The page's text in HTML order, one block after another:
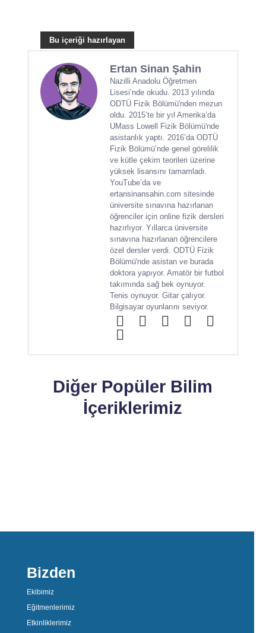
Ertan Sinan Şahin
Nazilli Anadolu Öğretmen
Lisesi’nde okudu. 2013 yılında
ODTÜ Fizik Bölümü'nden mezun
oldu. 2015’te bir yıl Amerika’da
UMass Lowell Fizik Bölümü'nde
asistanlık yaptı. 2016’da ODTÜ
Fizik Bölümü’nde genel görelilik
ve kütle çekim teorileri üzerine
yüksek lisansını tamamladı.
YouTube’da ve
ertansinansahin.com sitesinde
üniversite sınavına hazırlanan
öğrenciler için online fizik dersleri
hazırlıyor. Yıllarca üniversite
sınavına hazırlanan öğrencilere
özel dersler verdi. ODTÜ Fizik
Bölümü'nde asistan ve burada
doktora yapıyor. Amatör bir futbol
takımında sağ bek oynuyor.
Tenis oynuyor. Gitar çalıyor.
Bilgisayar oyunlarını seviyor.
Diğer Popüler Bilim
İçeriklerimiz
Bizden
Ekibimiz
Eğitmenlerimiz
Etkinliklerimiz